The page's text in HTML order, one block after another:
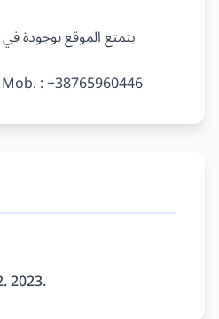
2023.